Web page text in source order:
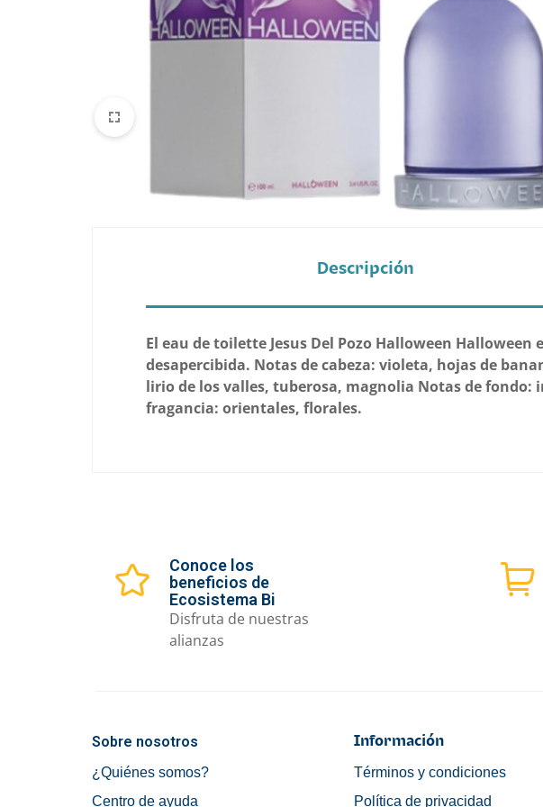
Belleza
Tecnología
Descripción
El eau de toilette Jesus Del Pozo Halloween
desapercibida. Notas de cabeza: violeta, hojas de
lirio de los valles, tuberosa, magnolia Notas de fondo:
fragancia: orientales, florales.
Conoce los
beneficios de
Ecosistema Bi
Disfruta de nuestras
alianzas
Sobre nosotros
¿Quiénes somos?
Centro de ayuda
Información
Términos y condiciones
Política de privacidad